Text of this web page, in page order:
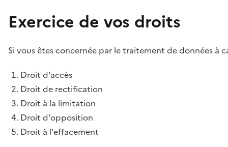
Exercice de vos droits
Si vous êtes concernée par le traitement de données à
Droit d'accès
Droit de rectification
Droit à la limitation
Droit d'opposition
Droit à l'effacement